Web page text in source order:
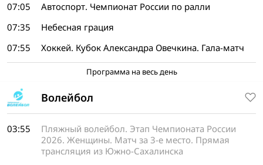
07:05
Автоспорт. Чемпионат России по ралли
07:35
Небесная грация
07:55
Хоккей. Кубок Александра Овечкина. Гала-матч
Программа на весь день
Волейбол
03:55
Пляжный волейбол. Этап Чемпионата России
2026. Женщины. Матч за 3-е место. Прямая
трансляция из Южно-Сахалинска